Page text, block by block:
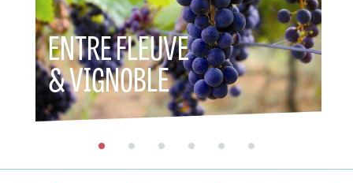
ENTRE FLEUVE
& VIGNOBLE &